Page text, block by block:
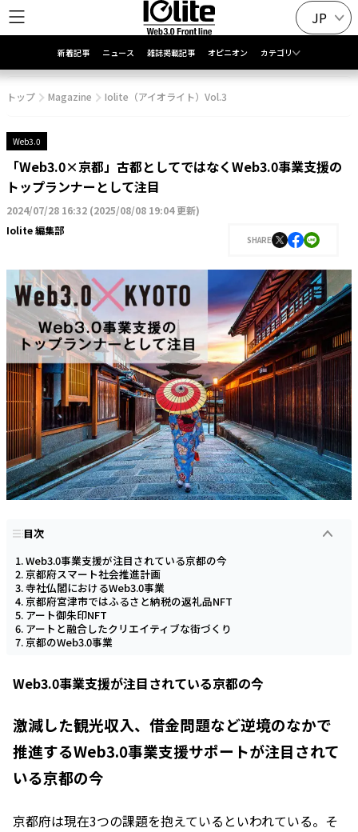
JP
新着記事 ニュース 雑誌掲載記事 オピニオン カテゴリ
トップ Magazine Iolite（アイオライト）Vol.3
Web3.0
「Web3.0×京都」古都としてではなくWeb3.0事業支援の
トップランナーとして注目
2024/07/28 16:32 (2025/08/08 19:04 更新)
Iolite 編集部
SHARE
目次
Web3.0事業支援が注目されている京都の今
京都府スマート社会推進計画
寺社仏閣におけるWeb3.0事業
京都府宮津市ではふるさと納税の返礼品NFT
アート御朱印NFT
アートと融合したクリエイティブな街づくり
京都のWeb3.0事業
Web3.0事業支援が注目されている京都の今
激減した観光収入、借金問題など逆境のなかで
推進するWeb3.0事業支援サポートが注目されて
いる京都の今
京都府は現在3つの課題を抱えているといわれている。そ